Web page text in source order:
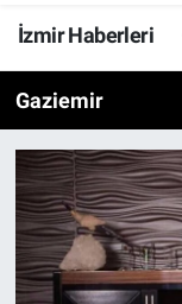
İzmir Haberleri
Gaziemir
Resmi
Resmi
YAŞAM